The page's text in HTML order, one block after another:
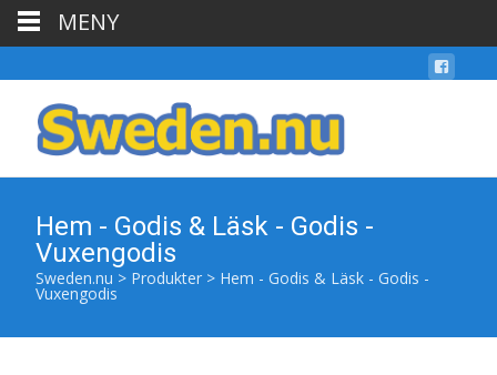
Hem - Godis & Läsk - Godis -
Vuxengodis
Sweden.nu > Produkter > Hem - Godis & Läsk - Godis -
Vuxengodis
MENY